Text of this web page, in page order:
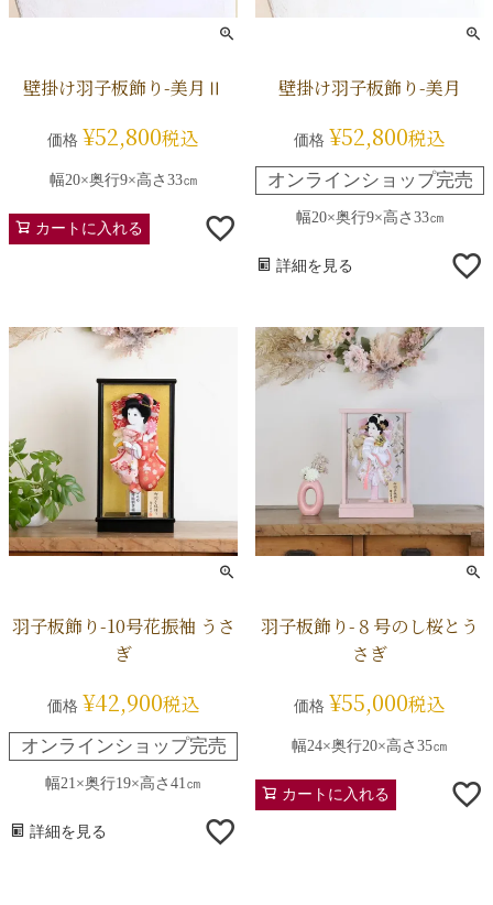
壁掛け羽子板飾り-美月Ⅱ
価格 ¥52,800税込
幅20×奥行9×高さ33㎝
カートに入れる
壁掛け羽子板飾り-美月
価格 ¥52,800税込
オンラインショップ完売
幅20×奥行9×高さ33㎝
詳細を見る
羽子板飾り-10号花振袖 うさ
ぎ
価格 ¥42,900税込
オンラインショップ完売
幅21×奥行19×高さ41㎝
詳細を見る
羽子板飾り-８号のし桜とう
さぎ
価格 ¥55,000税込
幅24×奥行20×高さ35㎝
カートに入れる